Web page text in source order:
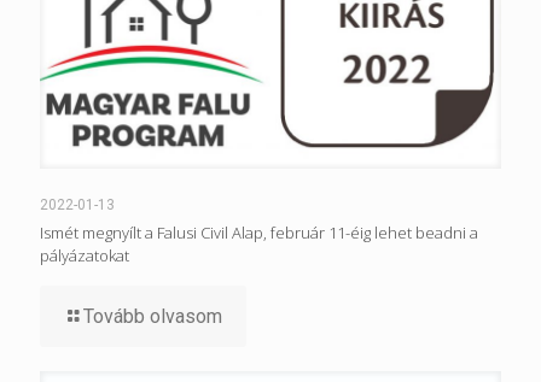
2022-01-13
Ismét megnyílt a Falusi Civil Alap, február 11-éig lehet beadni a
pályázatokat
Tovább olvasom